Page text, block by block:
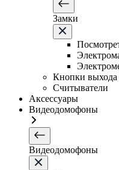
Замки
Кнопки выхода
Считыватели
Аксессуары
Видеодомофоны
Видеодомофоны